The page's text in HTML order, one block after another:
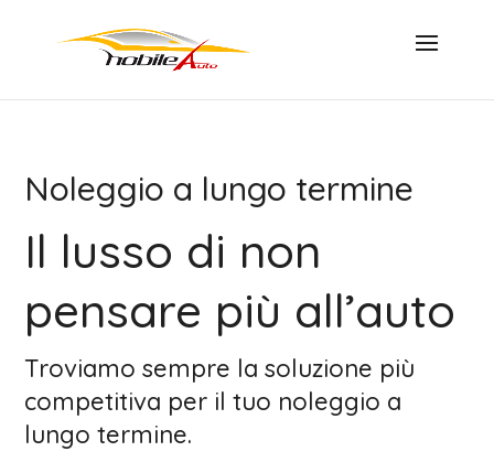
Noleggio a lungo termine
Il lusso di non
pensare più all’auto
Troviamo sempre la soluzione più
competitiva per il tuo noleggio a
lungo termine.